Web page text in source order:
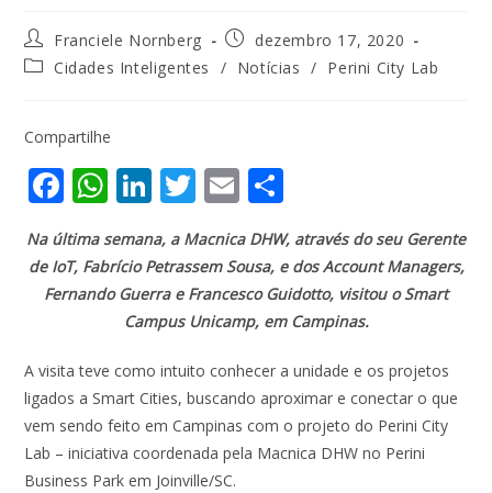
Franciele Nornberg
dezembro 17, 2020
Cidades Inteligentes
/ Notícias / Perini City Lab
Compartilhe
F
ac
e
b
o
k
W
at
s
A
p
p
Li
k
e
dI
n
T
w
itt
er
E
m
ai
l
h
ar
e
Na última semana, a Macnica DHW, através do seu Gerente
de IoT, Fabrício Petrassem Sousa, e dos Account Managers,
Fernando Guerra e Francesco Guidotto, visitou o Smart
Campus Unicamp, em Campinas.
A visita teve como intuito conhecer a unidade e os projetos
ligados a Smart Cities, buscando aproximar e conectar o que
vem sendo feito em Campinas com o projeto do Perini City
Lab – iniciativa coordenada pela Macnica DHW no Perini
Business Park em Joinville/SC.